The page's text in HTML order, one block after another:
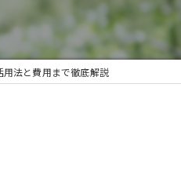
法と費用まで徹底解説